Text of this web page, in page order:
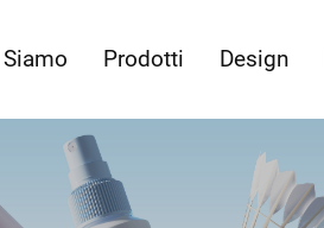
Prodotti Design